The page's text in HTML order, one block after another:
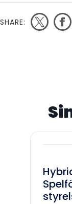
SHARE: